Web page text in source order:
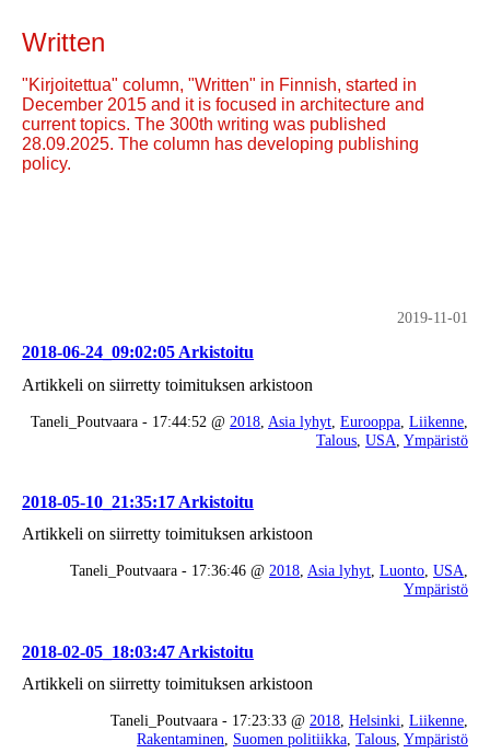
Written
"Kirjoitettua" column, "Written" in Finnish, started in
December 2015 and it is focused in architecture and
current topics. The 300th writing was published
28.09.2025. The column has developing publishing
policy.
2019-11-01
2018-06-24_09:02:05 Arkistoitu
Artikkeli on siirretty toimituksen arkistoon
Taneli_Poutvaara - 17:44:52 @ 2018 Asia lyhyt Eurooppa Liikenne
Talous USA Ympäristö
2018-05-10_21:35:17 Arkistoitu
Artikkeli on siirretty toimituksen arkistoon
Taneli_Poutvaara - 17:36:46 @ 2018, Asia lyhyt, Luonto, USA,
Ympäristö
2018-02-05_18:03:47 Arkistoitu
Artikkeli on siirretty toimituksen arkistoon
Taneli_Poutvaara - 17:23:33 @ 2018, Helsinki, Liikenne,
Rakentaminen, Suomen politiikka, Talous, Ympäristö